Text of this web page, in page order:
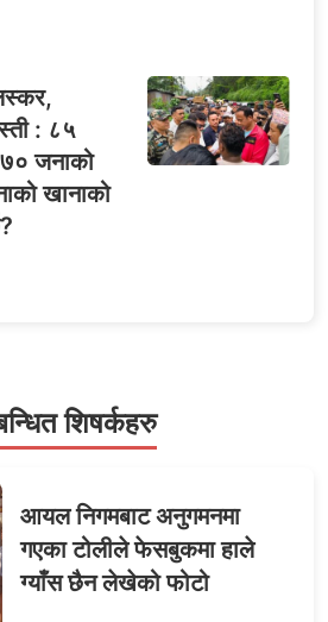
: ८५
जनाको
खानाको
भएका
लोकसेवा
शिषर्कहरु
आयल निगमबाट अनुगमनमा
गएका टोलीले फेसबुकमा हाले
ग्याँस छैन लेखेको फोटो